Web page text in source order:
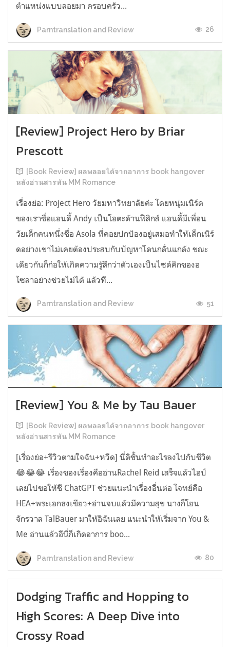
ตำแหน่งแบบลอยมา ครอบครัว...
Parntranslation and Review 26
[Review] Project Hero by Briar
Prescott
[Book Review] ผลพลอยได้จากอาการ book hangover
หลังอ่านสารพัน MM Romance
เรื่องย่อ: Project Hero วัยมหาวิทยาลัยค่ะ โดยหนุ่มเนิร์ด
ของเราชื่อแอนดี้ Andy เป็นโอตะด้านฟิสิกส์ แอนดี้มีเพื่อน
วัยเด็กคนหนึ่งชื่อ Asola ที่คอยปกป้องอยู่เสมอทำให้เด็กเนิร์
ดอย่างเขาไม่เคยต้องประสบกับปัญหาโดนกลั่นแกล้ง ขณะ
เดียวกันก็ก่อให้เกิดความรู้สึกว่าตัวเองเป็นไซด์คิกของอ
โซลาอย่างช่วยไม่ได้ แล้วที...
Parntranslation and Review 51
[Review] You & Me by Tau Bauer
[Book Review] ผลพลอยได้จากอาการ book hangover
หลังอ่านสารพัน MM Romance
[เรื่องย่อ+รีวิวตามใจฉัน+หวีด] นี่ดิชั้นทำอะไรลงไปกับชีวิต
😂😂😂 เรื่องของเรื่องคืออ่านRachel Reid เสร็จแล้วไฮป์
เลยไปขอให้ชี ChatGPT ช่วยแนะนำเรื่องอื่นต่อ โจทย์คือ
HEA+พระเอกธงเขียว+อ่านจบแล้วมีความสุข นางก็โยน
จักรวาล TalBauer มาให้อิฉันเลย แนะนำให้เริ่มจาก You &
Me อ่านแล้วอีนี่ก็เกิดอาการ boo...
Parntranslation and Review 80
Dodging Traffic and Hopping to
High Scores: A Deep Dive into
Crossy Road